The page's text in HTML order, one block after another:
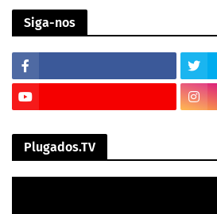
Siga-nos
Plugados.TV